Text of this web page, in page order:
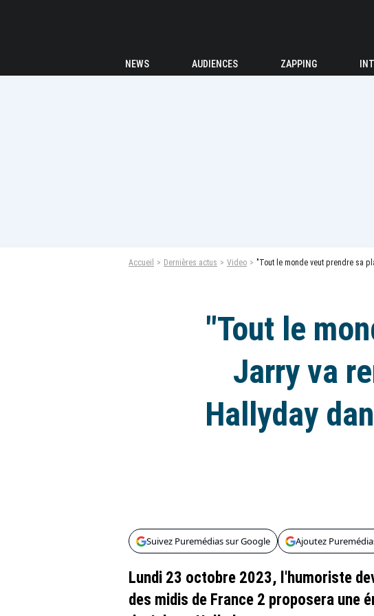
NEWS AUDIENCES ZAPPING
Accueil Dernières actus Video "Tout le monde veut prendre sa
"Tout le
Jarry va
Hallyday
Suivez Puremédias sur Google Ajoutez
Lundi 23 octobre 2023, l'humoriste
des midis de France 2 proposera une